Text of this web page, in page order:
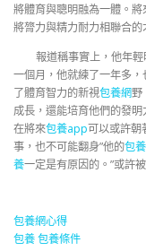
將體育與聰明融為一體。將
將膂力與精力耐力相聯合的
報道稱事實上，他年
一個月，他就練了一年多
了體育智力的新視包養網野
成長，還能培育他們的發
在將來包養app可以或許朝
事，也不可能翻身”他的包
養一定是有原因的。”或許
包養網心得
包養包養條件